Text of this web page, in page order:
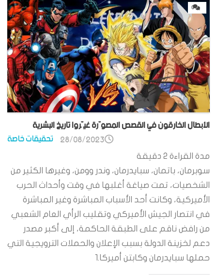
0
الأبطال الخارقون في القصص المصوّرة غيّروا تاريخ البشرية
تحقيقات خاصة 28/08/2023
مدة القراءة 2 دقيقة
سوبرمان، باتمان، سبايدرمان، وندر وومن، وغيرها الكثير من
الشخصيات، تمت صياغة أغلبها في وقت وأحداث الحرب
الأميركية، وكانت أحد الأسباب المباشرة وغير المباشرة
في انتصار الجيش الأميركي وتقليب الرأي العام الشعبي
من رافض ناقم على الطبقة الحاكمة، إلى أكبر مصدر
دعم لخزينة الدولة بسبب الإعلان والحملات الترويجية التي
حملها سبايدرمان وكابتن أميركا.1